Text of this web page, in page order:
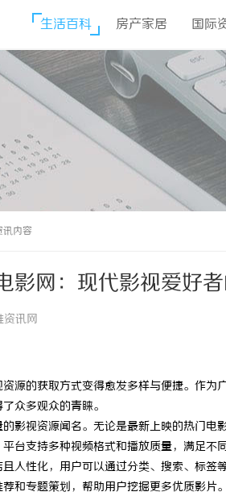
生活百科 房产家居 国际
讯内容
影网：现代影视爱好
讯网
源的获取方式变得愈发多样与便捷。作为
众多观众的青睐。
影视资源闻名。无论是最新上映的热门
台支持多种视频格式和播放质量，满足不
人性化，用户可以通过分类、搜索、标
和专题策划，帮助用户挖掘更多优质影片。